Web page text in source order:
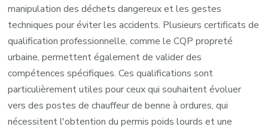
manipulation des déchets dangereux et les gestes
techniques pour éviter les accidents. Plusieurs certificats de
qualification professionnelle, comme le CQP propreté
urbaine, permettent également de valider des
compétences spécifiques. Ces qualifications sont
particulièrement utiles pour ceux qui souhaitent évoluer
vers des postes de chauffeur de benne à ordures, qui
nécessitent l'obtention du permis poids lourds et une